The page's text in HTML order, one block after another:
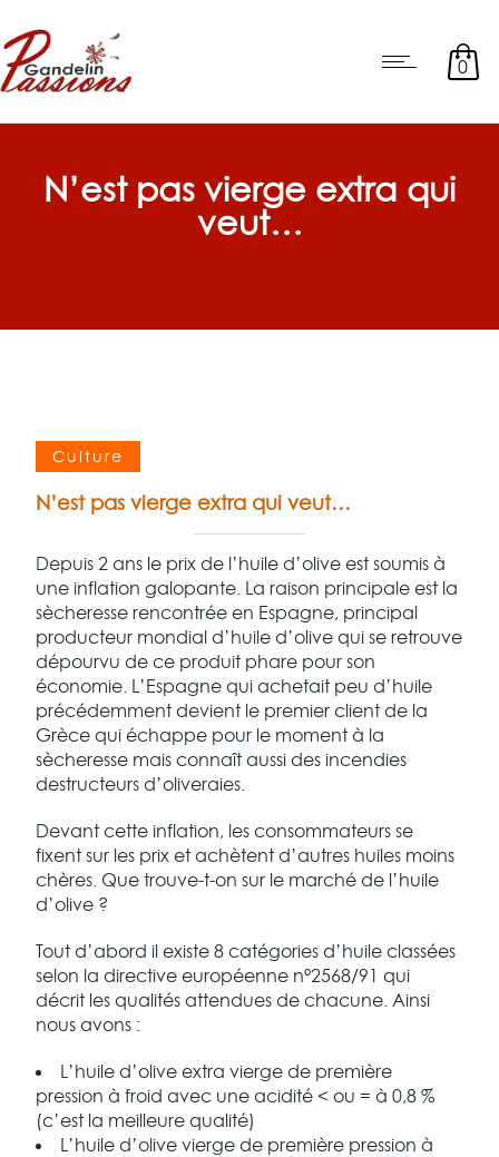
0
N’est pas vierge extra qui
veut…
Culture
N’est pas vierge extra qui veut…
Depuis 2 ans le prix de l’huile d’olive est soumis à
une inflation galopante. La raison principale est la
sècheresse rencontrée en Espagne, principal
producteur mondial d’huile d’olive qui se retrouve
dépourvu de ce produit phare pour son
économie. L’Espagne qui achetait peu d’huile
précédemment devient le premier client de la
Grèce qui échappe pour le moment à la
sècheresse mais connaît aussi des incendies
destructeurs d’oliveraies.
Devant cette inflation, les consommateurs se
fixent sur les prix et achètent d’autres huiles moins
chères. Que trouve-t-on sur le marché de l’huile
d’olive ?
Tout d’abord il existe 8 catégories d’huile classées
selon la directive européenne n°2568/91 qui
décrit les qualités attendues de chacune. Ainsi
nous avons :
L’huile d’olive extra vierge de première
pression à froid avec une acidité < ou = à 0,8 %
(c’est la meilleure qualité)
L’huile d’olive vierge de première pression à